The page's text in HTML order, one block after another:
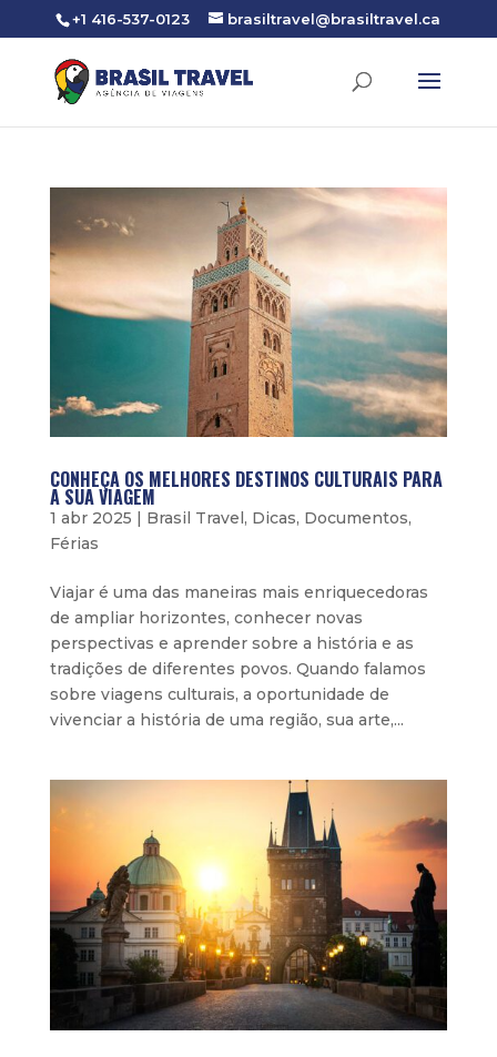
+1 416-537-0123 brasiltravel@brasiltravel.ca
CONHEÇA OS MELHORES DESTINOS CULTURAIS PARA
A SUA VIAGEM
1 abr 2025 Brasil Travel , Dicas, Documentos,
Férias
Viajar é uma das maneiras mais enriquecedoras
de ampliar horizontes, conhecer novas
perspectivas e aprender sobre a história e as
tradições de diferentes povos. Quando falamos
sobre viagens culturais, a oportunidade de
vivenciar a história de uma região, sua arte,...